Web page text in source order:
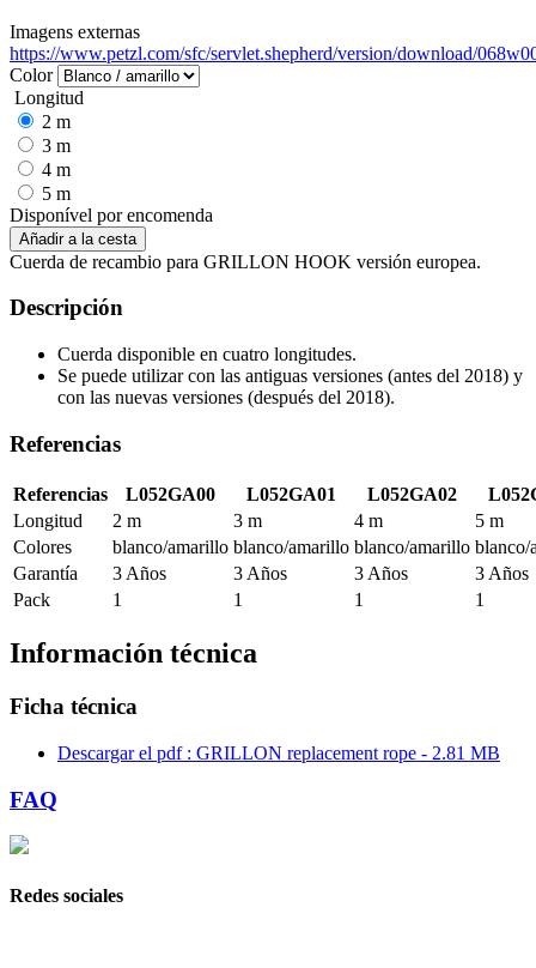
Imagens externas
https://www.petzl.com/sfc/servlet.shepherd/version/download/
Color
Longitud
2 m
3 m
4 m
5 m
Disponível por encomenda
Cuerda de recambio para GRILLON HOOK versión europea.
Descripción
Cuerda disponible en cuatro longitudes.
Se puede utilizar con las antiguas versiones (antes del 2018) y
con las nuevas versiones (después del 2018).
Referencias
Referencias L052GA00 L052GA01 L052GA02
Longitud
2 m 3 m 4 m
5 m
Colores
blanco/amarillo blanco/amarillo blanco/amarillo blanco/
Garantía
3 Años 3 Años 3 Años
3 Años
Pack
1 1 1 1
Información técnica
Ficha técnica
Descargar el pdf : GRILLON replacement rope - 2.81 MB
FAQ
Redes sociales